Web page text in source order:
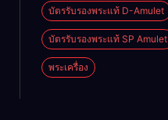
บัตรรับรองพระแท้ D-Amulet
บัตรรับรองพระแท้ SP Amulet
พระเครื่อง